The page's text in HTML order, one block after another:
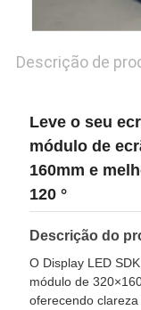
UMAS
CITAÇÕES
SITEMAP
PRIVACY
POLICY
Descrição de
Leve o seu
módulo de
160mm e
120 °
Descrição do
O Display LED
módulo de
oferecendo